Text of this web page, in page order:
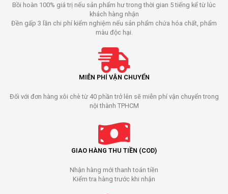
Bồi hoàn 100% giá trị nếu sản phẩm hư trong thời gian 5 tiếng kể từ lúc
khách hàng nhận
Đền gấp 3 lần chi phí kiểm nghiệm nếu sản phẩm chứa hóa chất, phẩm
màu độc hại.
MIỄN PHÍ VẬN CHUYỂN
Đối với đơn hàng xôi chè từ 40 phần trở lên sẽ miễn phí vận chuyển trong
nội thành TPHCM
GIAO HÀNG THU TIỀN (COD)
Nhận hàng mới thanh toán tiền
Kiểm tra hàng trước khi nhận